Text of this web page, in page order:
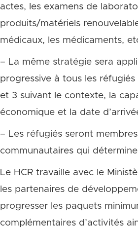
actes, les examens de
produits/matériels
médicaux, les médicaments,
– La même stratégie sera
progressive à tous les
et 3 suivant le contexte, la
économique et la date
– Les réfugiés seront
communautaires qui
Le HCR travaille avec le
les partenaires de
progresser les paquets
complémentaires d’activités